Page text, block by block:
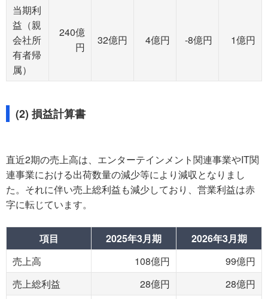
当期利
益（親
会社所
有者帰
属）
240億
円
32億円 4億円 -8億円 1億円
(2) 損益計算書
直近2期の売上高は、エンターテインメント関連事業やIT関
連事業における出荷数量の減少等により減収となりまし
た。それに伴い売上総利益も減少しており、営業利益は赤
字に転じています。
項目 2025年3月期
2026年3月期
売上高
108億円
99億円
売上総利益
28億円
28億円